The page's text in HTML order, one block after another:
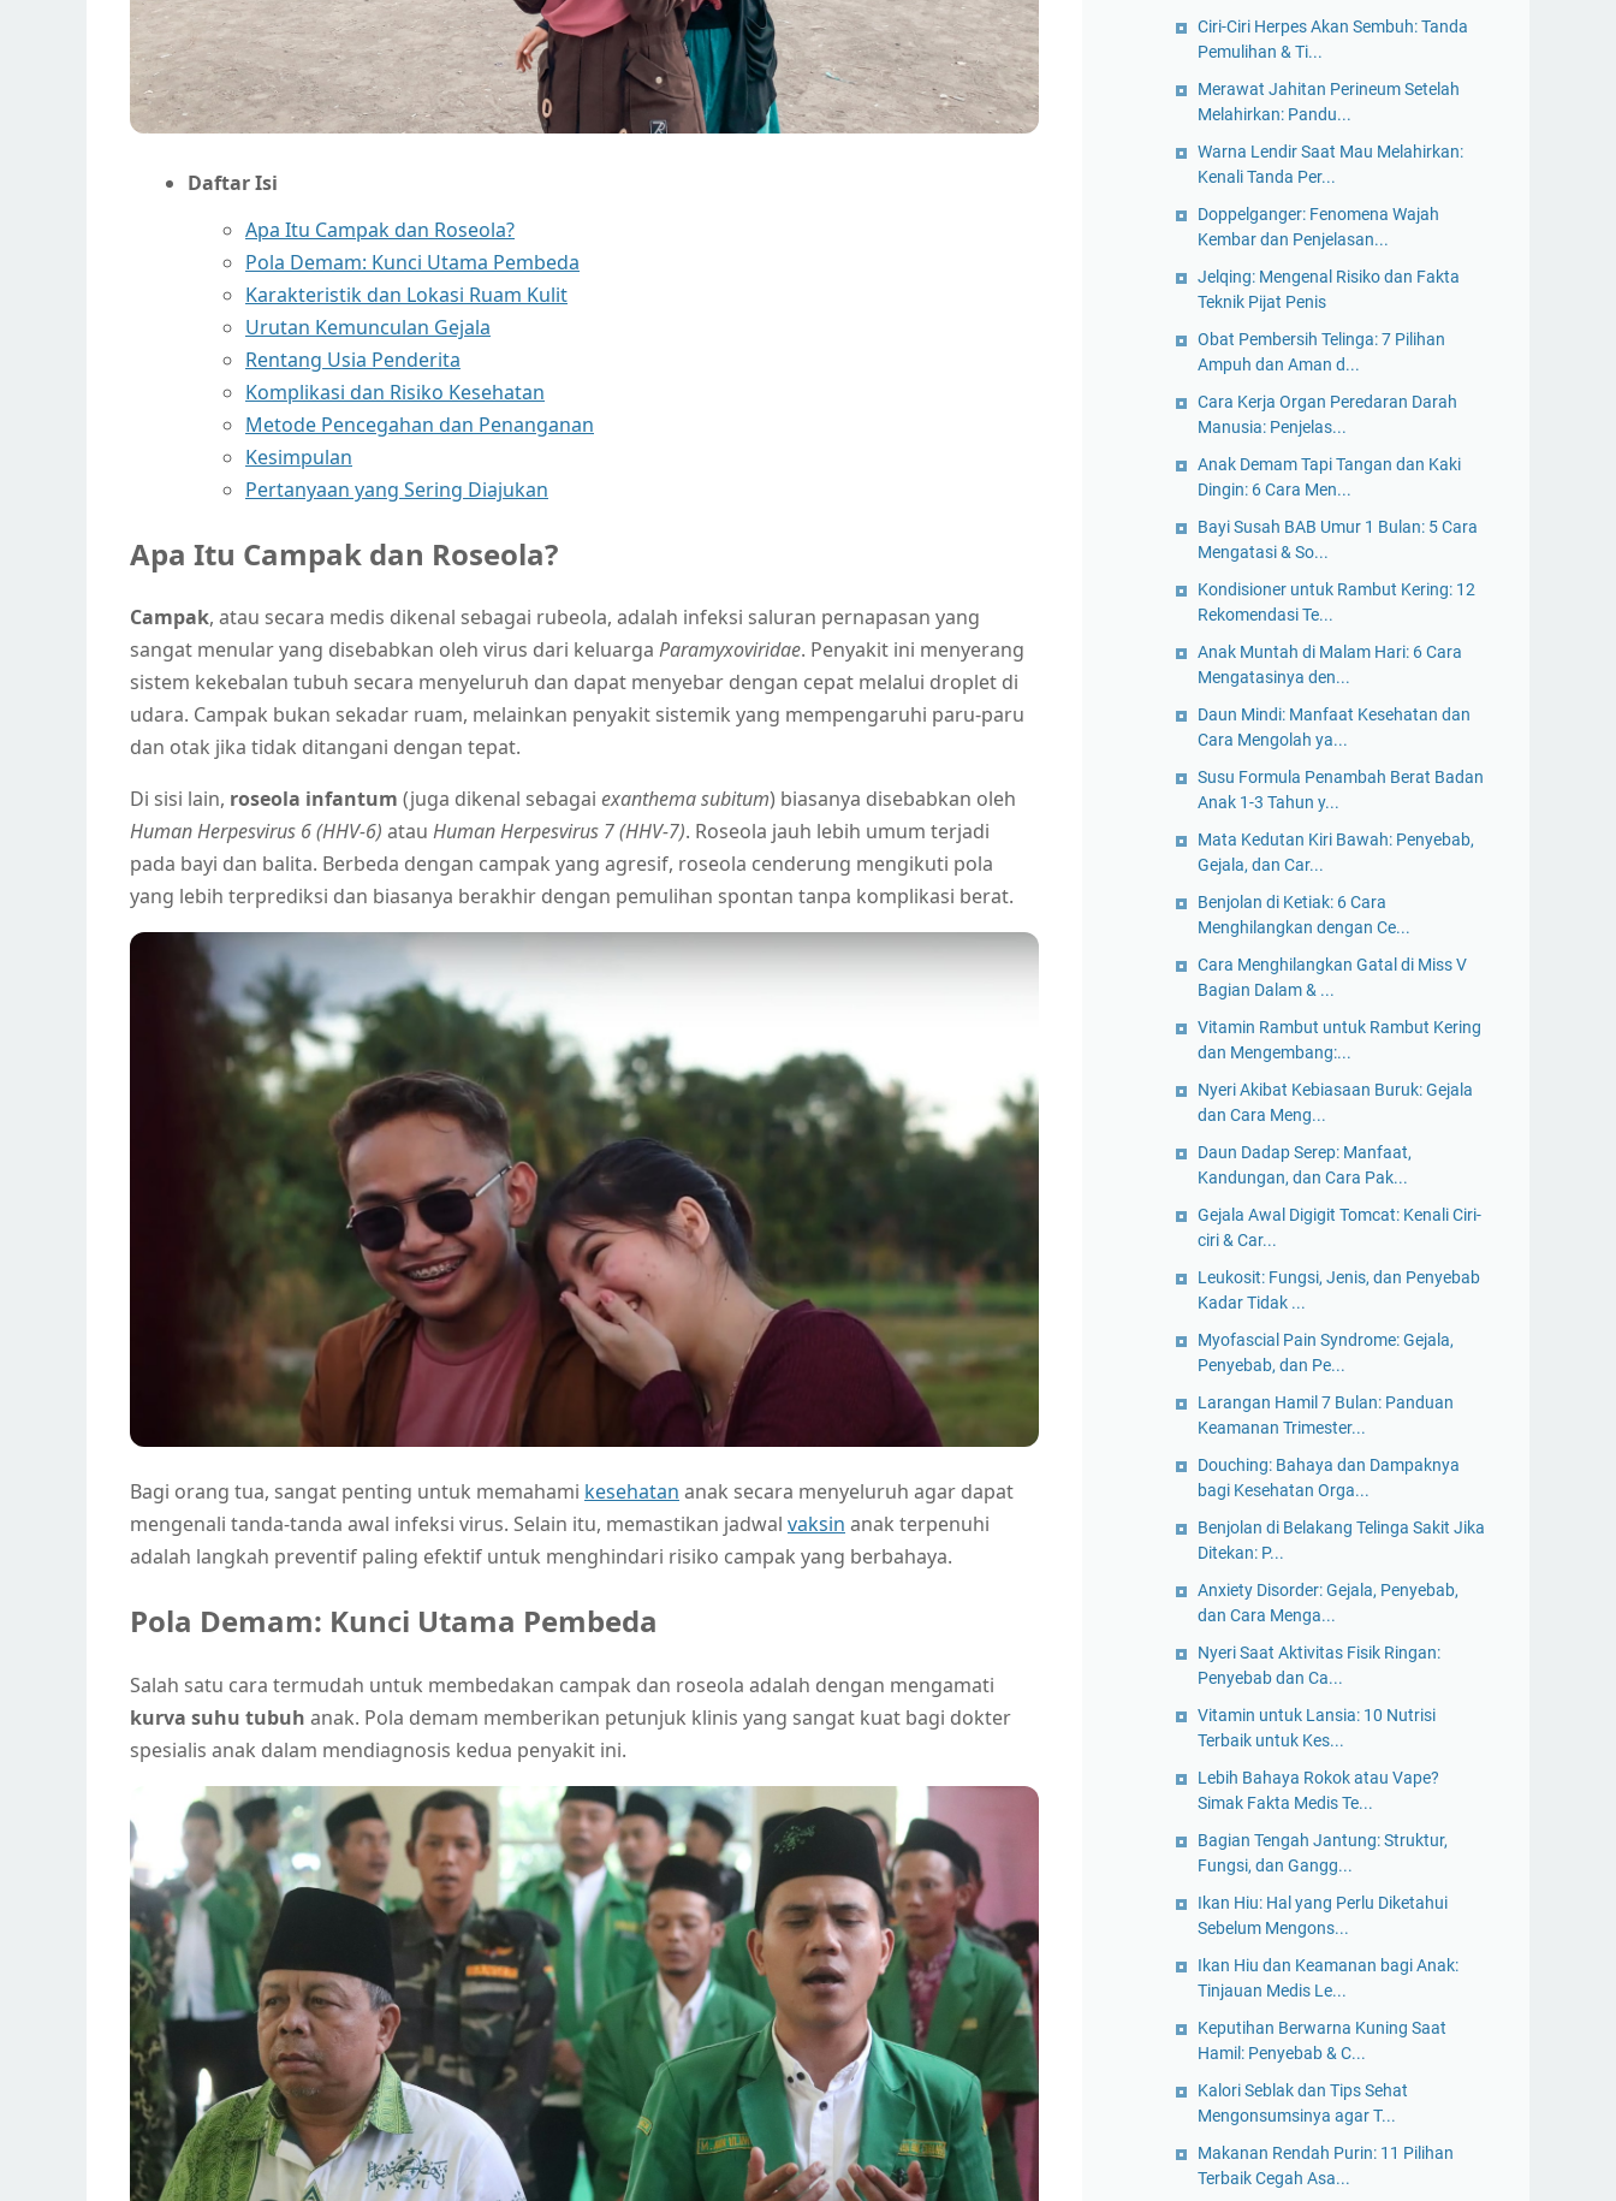
Daftar Isi
Apa Itu Campak dan Roseola?
Pola Demam: Kunci Utama Pembeda
Karakteristik dan Lokasi Ruam Kulit
Urutan Kemunculan Gejala
Rentang Usia Penderita
Komplikasi dan Risiko Kesehatan
Metode Pencegahan dan Penanganan
Kesimpulan
Pertanyaan yang Sering Diajukan
Apa Itu Campak dan Roseola?
Campak, atau secara medis dikenal sebagai rubeola, adalah infeksi saluran pernapasan yang
sangat menular yang disebabkan oleh virus dari keluarga Paramyxoviridae. Penyakit ini menyerang
sistem kekebalan tubuh secara menyeluruh dan dapat menyebar dengan cepat melalui droplet di
udara. Campak bukan sekadar ruam, melainkan penyakit sistemik yang mempengaruhi paru-paru
dan otak jika tidak ditangani dengan tepat.
Di sisi lain, roseola infantum (juga dikenal sebagai exanthema subitum) biasanya disebabkan oleh
Human Herpesvirus 6 (HHV-6) atau Human Herpesvirus 7 (HHV-7). Roseola jauh lebih umum terjadi
pada bayi dan balita. Berbeda dengan campak yang agresif, roseola cenderung mengikuti pola
yang lebih terprediksi dan biasanya berakhir dengan pemulihan spontan tanpa komplikasi berat.
Bagi orang tua, sangat penting untuk memahami kesehatan anak secara menyeluruh agar dapat
mengenali tanda-tanda awal infeksi virus. Selain itu, memastikan jadwal vaksin anak terpenuhi
adalah langkah preventif paling efektif untuk menghindari risiko campak yang berbahaya.
Pola Demam: Kunci Utama Pembeda
Salah satu cara termudah untuk membedakan campak dan roseola adalah dengan mengamati
kurva suhu tubuh anak. Pola demam memberikan petunjuk klinis yang sangat kuat bagi dokter
spesialis anak dalam mendiagnosis kedua penyakit ini.
Ciri-Ciri Herpes Akan Sembuh: Tanda
Pemulihan & Ti...
Merawat Jahitan Perineum Setelah
Melahirkan: Pandu...
Warna Lendir Saat Mau Melahirkan:
Kenali Tanda Per...
Doppelganger: Fenomena Wajah
Kembar dan Penjelasan...
Jelqing: Mengenal Risiko dan Fakta
Teknik Pijat Penis
Obat Pembersih Telinga: 7 Pilihan
Ampuh dan Aman d...
Cara Kerja Organ Peredaran Darah
Manusia: Penjelas...
Anak Demam Tapi Tangan dan Kaki
Dingin: 6 Cara Men...
Bayi Susah BAB Umur 1 Bulan: 5 Cara
Mengatasi & So...
Kondisioner untuk Rambut Kering: 12
Rekomendasi Te...
Anak Muntah di Malam Hari: 6 Cara
Mengatasinya den...
Daun Mindi: Manfaat Kesehatan dan
Cara Mengolah ya...
Susu Formula Penambah Berat Badan
Anak 1-3 Tahun y...
Mata Kedutan Kiri Bawah: Penyebab,
Gejala, dan Car...
Benjolan di Ketiak: 6 Cara
Menghilangkan dengan Ce...
Cara Menghilangkan Gatal di Miss V
Bagian Dalam & ...
Vitamin Rambut untuk Rambut Kering
dan Mengembang:...
Nyeri Akibat Kebiasaan Buruk: Gejala
dan Cara Meng...
Daun Dadap Serep: Manfaat,
Kandungan, dan Cara Pak...
Gejala Awal Digigit Tomcat: Kenali Ciri-
ciri & Car...
Leukosit: Fungsi, Jenis, dan Penyebab
Kadar Tidak ...
Myofascial Pain Syndrome: Gejala,
Penyebab, dan Pe...
Larangan Hamil 7 Bulan: Panduan
Keamanan Trimester...
Douching: Bahaya dan Dampaknya
bagi Kesehatan Orga...
Benjolan di Belakang Telinga Sakit Jika
Ditekan: P...
Anxiety Disorder: Gejala, Penyebab,
dan Cara Menga...
Nyeri Saat Aktivitas Fisik Ringan:
Penyebab dan Ca...
Vitamin untuk Lansia: 10 Nutrisi
Terbaik untuk Kes...
Lebih Bahaya Rokok atau Vape?
Simak Fakta Medis Te...
Bagian Tengah Jantung: Struktur,
Fungsi, dan Gangg...
Ikan Hiu: Hal yang Perlu Diketahui
Sebelum Mengons...
Ikan Hiu dan Keamanan bagi Anak:
Tinjauan Medis Le...
Keputihan Berwarna Kuning Saat
Hamil: Penyebab & C...
Kalori Seblak dan Tips Sehat
Mengonsumsinya agar T...
Makanan Rendah Purin: 11 Pilihan
Terbaik Cegah Asa...